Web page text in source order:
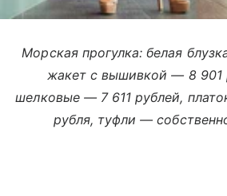
Морская прогулка: белая
жакет с вышивкой — 8 901
шелковые — 7 611 рублей,
рубля, туфли —